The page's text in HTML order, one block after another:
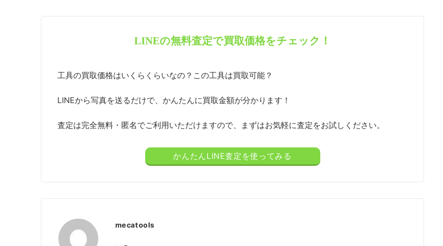
LINEの無料査定で買取価格をチェック！
工具の買取価格はいくらくらいなの？この工具は買取可能？
LINEから写真を送るだけで、かんたんに買取金額が分かります！
査定は完全無料・匿名でご利用いただけますので、まずはお気軽に査定をお試しください。
かんたんLINE査定を使ってみる
mecatools